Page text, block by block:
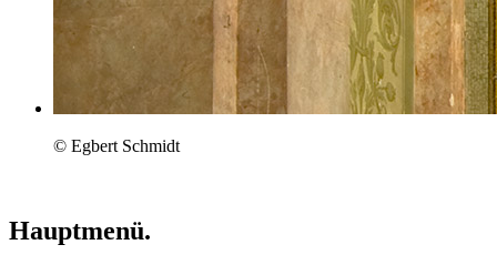
© Egbert Schmidt
Hauptmenü.